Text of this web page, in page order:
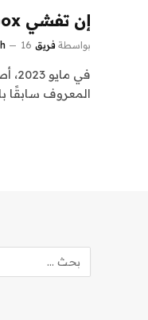
إن تفشي Mpox هذا ليس مثل الأخير
بواسطة فريق alwahah 16 أغسطس، 2024
في
المعروف سابقًا